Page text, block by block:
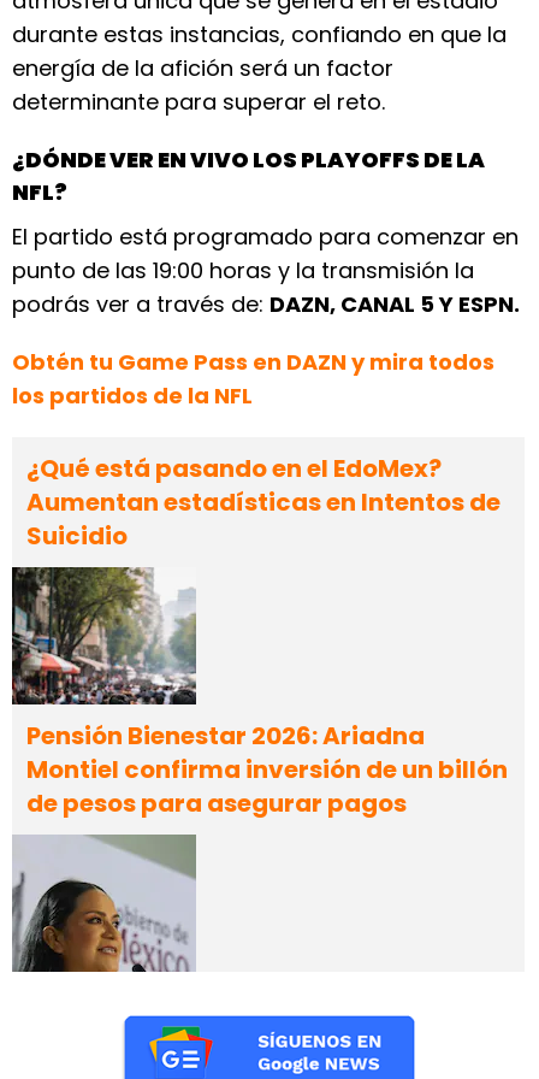
durante estas instancias, confiando en que la
energía de la afición será un factor
determinante para superar el reto.
¿DÓNDE VER EN VIVO LOS PLAYOFFS DE LA
NFL?
El partido está programado para comenzar en
punto de las 19:00 horas y la transmisión la
podrás ver a través de: DAZN, CANAL 5 Y ESPN.
Obtén tu Game Pass en DAZN y mira todos
los partidos de la NFL
¿Qué está pasando en el EdoMex?
Aumentan estadísticas en Intentos de
Suicidio
Pensión Bienestar 2026: Ariadna
Montiel confirma inversión de un billón
de pesos para asegurar pagos